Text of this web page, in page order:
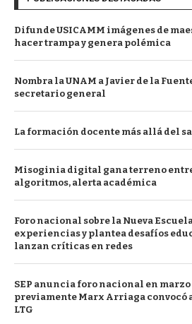
Difunde USICAMM imágenes de
hacer trampa y genera polémica
Nombra la UNAM a Javier de la
secretario general
La formación docente más allá del
Misoginia digital gana terreno
algoritmos, alerta académica
Foro nacional sobre la Nueva
experiencias y plantea desafíos
lanzan críticas en redes
SEP anuncia foro nacional en marzo
previamente Marx Arriaga convocó
LTG